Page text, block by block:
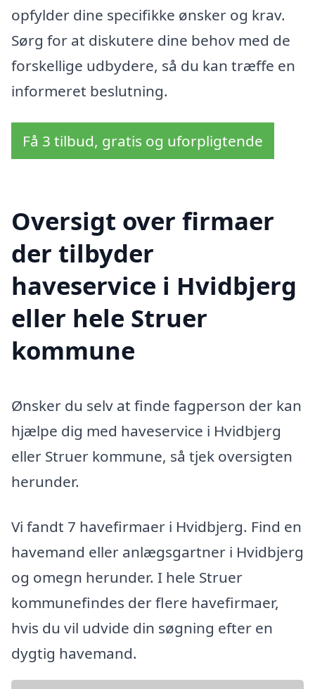
opfylder dine specifikke ønsker og krav.
Sørg for at diskutere dine behov med de
forskellige udbydere, så du kan træffe en
informeret beslutning.
Få 3 tilbud, gratis og uforpligtende
Oversigt over firmaer
der tilbyder
haveservice i Hvidbjerg
eller hele Struer
kommune
Ønsker du selv at finde fagperson der kan
hjælpe dig med haveservice i Hvidbjerg
eller Struer kommune, så tjek oversigten
herunder.
Vi fandt 7 havefirmaer i Hvidbjerg. Find en
havemand eller anlægsgartner i Hvidbjerg
og omegn herunder. I hele Struer
kommunefindes der flere havefirmaer,
hvis du vil udvide din søgning efter en
dygtig havemand.